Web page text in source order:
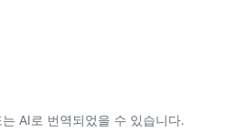
AI로 번역되었을 수 있습니다.